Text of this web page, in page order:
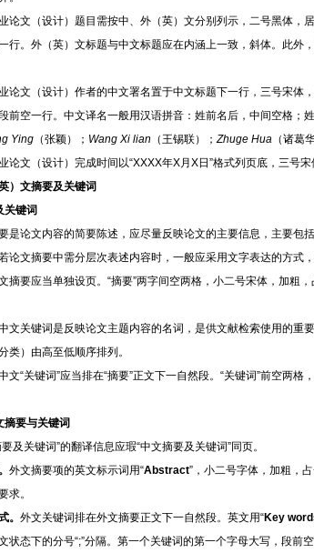
论文（设计）题目需按中、外（英）文分别列示，二号黑体，
行。外（英）文标题与中文标题应在内涵上一致，斜体。此外
论文（设计）作者的中文署名置于中文标题下一行，三号宋体
前空一行。中文译名一般用汉语拼音：姓前名后，中间空格
Ying（张颖）； Wang Xi lian （王锡联）；Zhuge Hua（诸葛华
论文（设计）完成时间以“XXXX年X月X日”格式列页底，三号
）文摘要及关键词
关键词
是论文内容的简要陈述，应尽量反映论文的主要信息，主要包
论文摘要中需分层次表述内容时，一般应采用文字表达的方式
摘要应当单独设页。 “摘要”两字间空两格，小二号宋体，加粗
文关键词是反映论文主题内容的名词，是供文献检索使用的重
类）由高至低顺序排列。
文“关键词”应当排在“摘要”正文下一自然段。“关键词”前空两
摘要与关键词
及关键词”的翻译信息应瑕“中文摘要及关键词”同页。
外文摘要项的英文标示词用“Abstract”，小二号字体， 加粗，
求。
。 外文关键词排在外文摘要正文下一自然段。英文用“Key
状态下的分号“;”分隔。第一个关键词的第一个字母大写，段前空